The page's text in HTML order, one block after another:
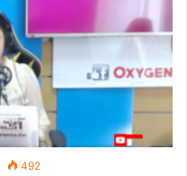
492